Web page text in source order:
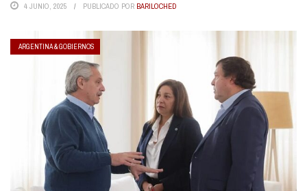
4 JUNIO, 2025 PUBLICADO POR BARILOCHED
ARGENTINA & GOBIERNOS